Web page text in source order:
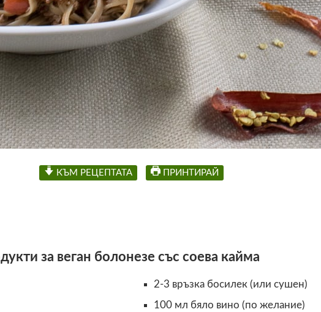
КЪМ РЕЦЕПТАТА ПРИНТИРАЙ
за веган болонезе със соева кайма
2-3 връзка босилек (или сушен)
100 мл бяло вино (по желание)